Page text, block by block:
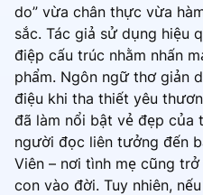
do” vừa chân thực vừa
sắc. Tác giả sử dụng hiệu
điệp cấu trúc nhằm nhấn
phẩm. Ngôn ngữ thơ giản
điệu khi tha thiết yêu
đã làm nổi bật vẻ đẹp của
người đọc liên tưởng đến
Viên – nơi tình mẹ cũng
con vào đời. Tuy nhiên,